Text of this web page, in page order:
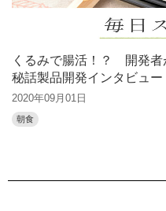
くるみで腸活！？ 開発者
秘話製品開発インタビュー
2020年09月01日
朝食